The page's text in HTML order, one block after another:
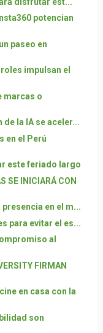
potencian
paseo en
impulsan el
marcas o
de la IA se aceler...
en el Perú
este feriado largo
SE INICIARÁ CON
en el m...
para evitar el es...
al
FIRMAN
en casa con la
son